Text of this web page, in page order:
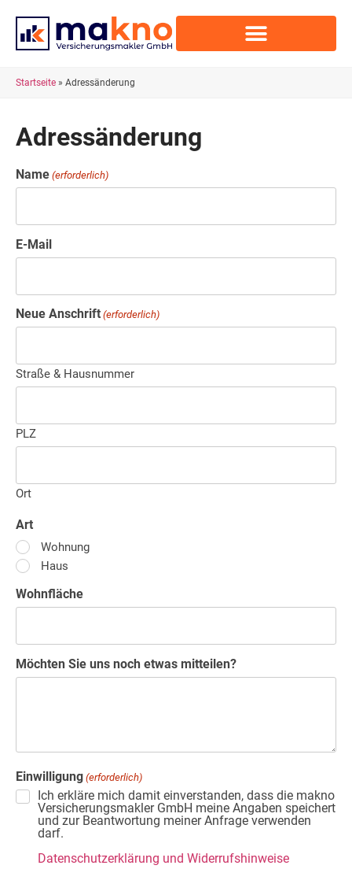
Startseite » Adressänderung
Adressänderung
Name (erforderlich)
E-Mail
Neue Anschrift (erforderlich)
Straße & Hausnummer
PLZ
Ort
Art
Wohnung
Haus
Wohnfläche
Möchten Sie uns noch etwas mitteilen?
Einwilligung (erforderlich)
Ich erkläre mich damit einverstanden, dass die makno
Versicherungsmakler GmbH meine Angaben speichert
und zur Beantwortung meiner Anfrage verwenden
darf.
Datenschutzerklärung und Widerrufshinweise